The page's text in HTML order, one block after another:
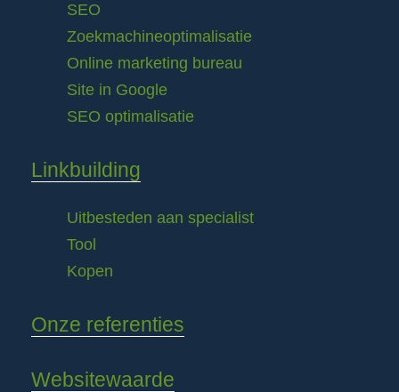
SEO
Zoekmachineoptimalisatie
Online marketing bureau
Site in Google
SEO optimalisatie
Linkbuilding
Uitbesteden aan specialist
Tool
Kopen
Onze referenties
Websitewaarde